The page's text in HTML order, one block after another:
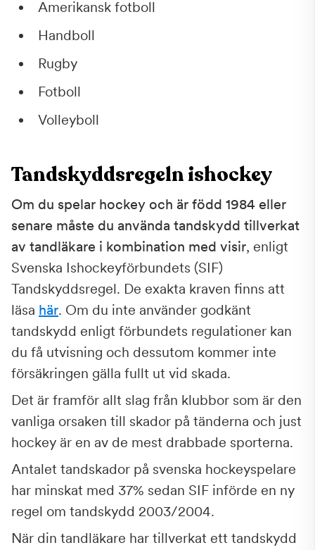
Amerikansk fotboll
Handboll
Rugby
Fotboll
Volleyboll
Tandskyddsregeln ishockey
Om du spelar hockey och är född 1984 eller
senare måste du använda tandskydd tillverkat
av tandläkare i kombination med visir, enligt
Svenska Ishockeyförbundets (SIF)
Tandskyddsregel. De exakta kraven finns att
läsa här. Om du inte använder godkänt
tandskydd enligt förbundets regulationer kan
du få utvisning och dessutom kommer inte
försäkringen gälla fullt ut vid skada.
Det är framför allt slag från klubbor som är den
vanliga orsaken till skador på tänderna och just
hockey är en av de mest drabbade sporterna.
Antalet tandskador på svenska hockeyspelare
har minskat med 37% sedan SIF införde en ny
regel om tandskydd 2003/2004.
När din tandläkare har tillverkat ett tandskydd